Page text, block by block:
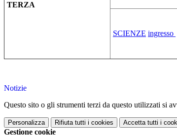
TERZA
SCIENZE ingresso
Notizie
Questo sito o gli strumenti terzi da questo utilizzati si
Personalizza Rifiuta tutti i cookies Accetta tutti i
Gestione cookie